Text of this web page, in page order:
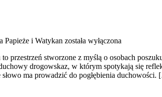
Papieże i Watykan została wyłączona
przestrzeń stworzone z myślą o osobach
drogowskaz, w którym spotykają się
słowo ma prowadzić do pogłębienia